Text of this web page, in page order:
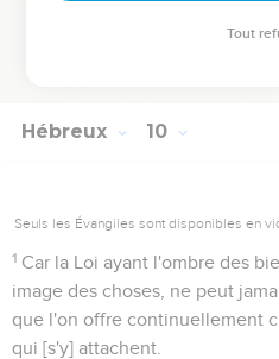
De même aussi Christ ayant
Hébreux 10
Seuls les Évangiles sont disponibles en
1 Car la Loi ayant l'ombre des
image des choses, ne peut
que l'on offre continuellement
qui [s'y] attachent.
Tout